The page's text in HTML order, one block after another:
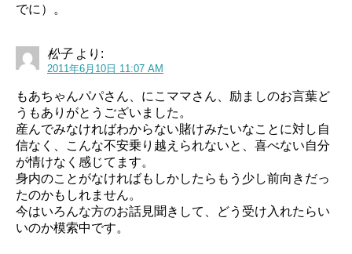
でに）。
松子 より:
2011年6月10日 11:07 AM
もあちゃんパパさん、にこママさん、励ましのお言葉ど
うもありがとうございました。
産んでみなければわからない賭けみたいなことに対し自
信なく、こんな不安乗り越えられないと、喜べない自分
が情けなく感じてます。
身内のことがなければもしかしたらもう少し前向きだっ
たのかもしれません。
今はいろんな方のお話見聞きして、どう受け入れたらい
いのか模索中です。